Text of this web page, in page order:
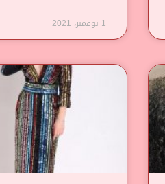
1 نوفمبر، 2021